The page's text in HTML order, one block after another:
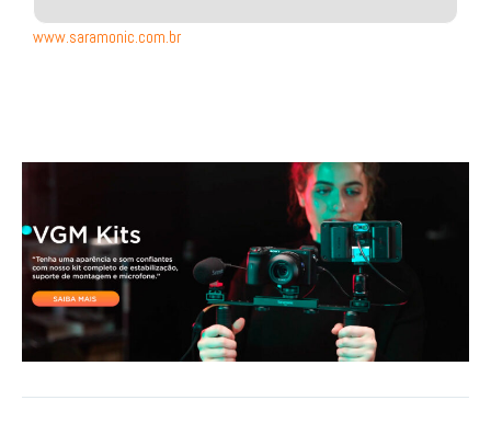
www.saramonic.com.br